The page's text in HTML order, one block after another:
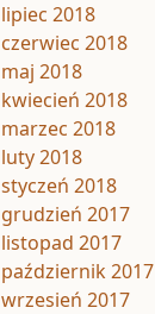
lipiec 2018
czerwiec 2018
maj 2018
kwiecień 2018
marzec 2018
luty 2018
styczeń 2018
grudzień 2017
listopad 2017
październik 2017
wrzesień 2017